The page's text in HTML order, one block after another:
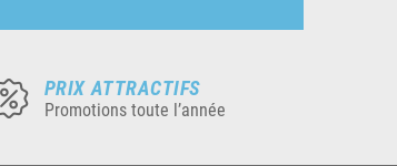
PRIX ATTRACTIFS
Promotions toute l’année